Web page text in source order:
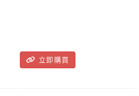
立即購買